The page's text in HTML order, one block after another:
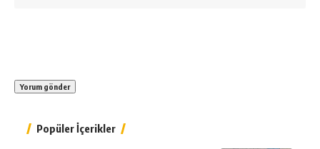
Popüler İçerikler